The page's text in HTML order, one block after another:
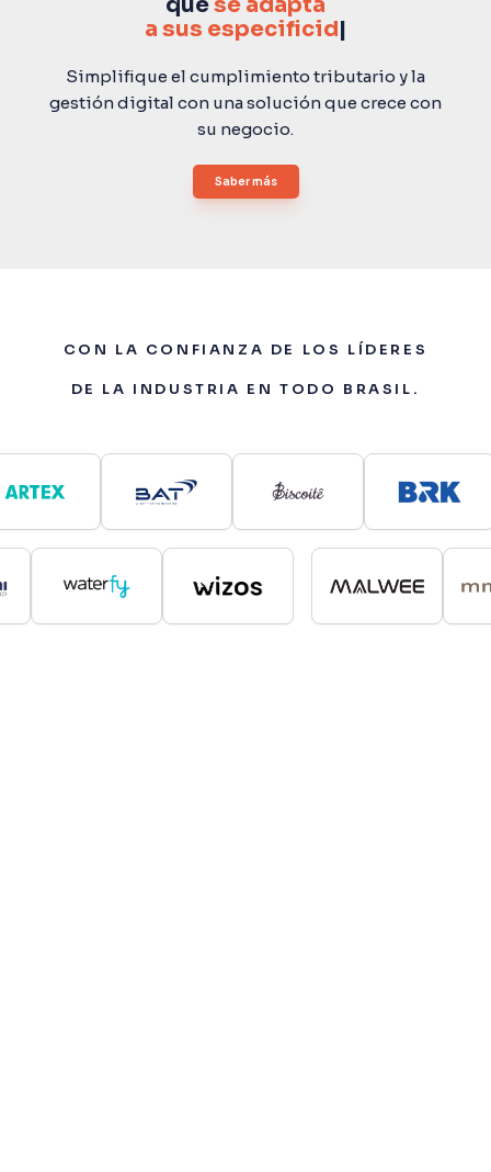
a su|
Simplifique el cumplimiento tributario y la
gestión digital con una solución que crece con
su negocio.
Saber más
CON LA CONFIANZA DE LOS LÍDERES
DE LA INDUSTRIA EN TODO BRASIL.